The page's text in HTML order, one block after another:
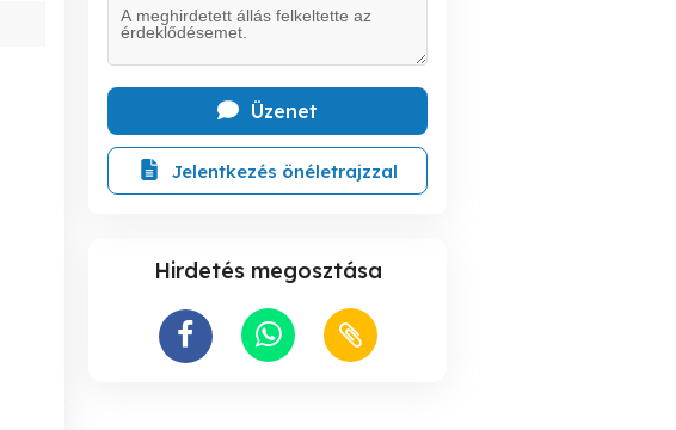
Üzenet
Jelentkezés önéletrajzzal
Hirdetés megosztása